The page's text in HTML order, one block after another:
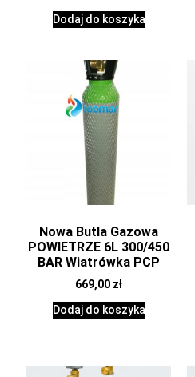
Dodaj do koszyka
Nowa Butla Gazowa
POWIETRZE 6L 300/450
BAR Wiatrówka PCP
669,00 zł
Dodaj do koszyka